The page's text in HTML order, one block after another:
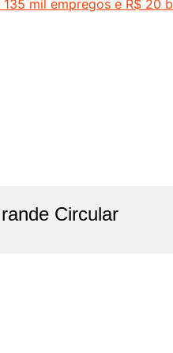
mil empregos e R$ 20
Circular